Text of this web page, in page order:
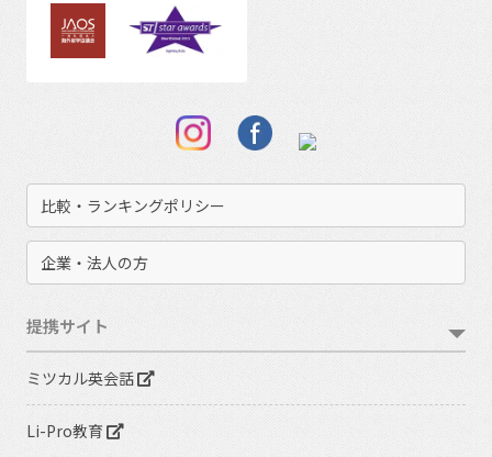
比較・ランキングポリシー
企業・法人の方
提携サイト
ミツカル英会話
Li-Pro教育